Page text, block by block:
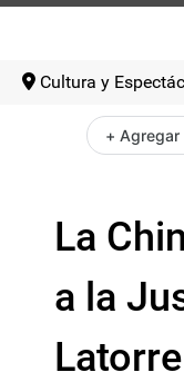
Cultura y
+ Agregar
La
a la